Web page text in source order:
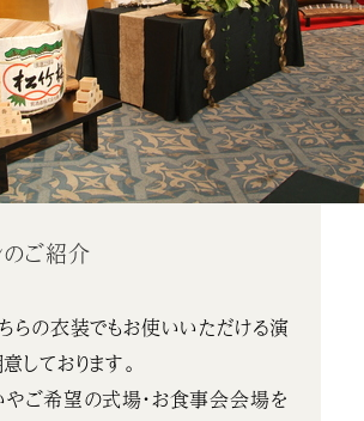
のご紹介
らの衣装でもお使いいただける演
しております。
ご希望の式場・お食事会会場を